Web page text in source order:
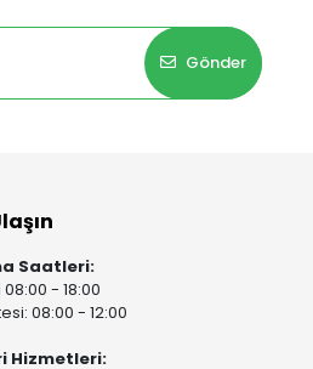
Gönder
Saatleri:
- 18:00
08:00 - 12:00
Hizmetleri: